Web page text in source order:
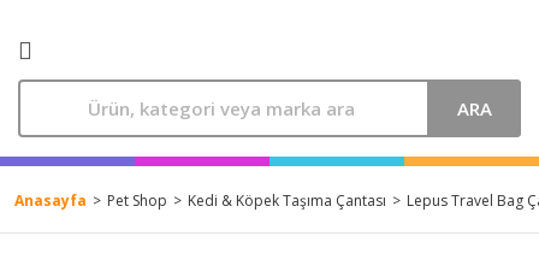
ARA
Anasayfa Pet Shop Kedi & Köpek Taşıma Çantası Lepus Travel Bag